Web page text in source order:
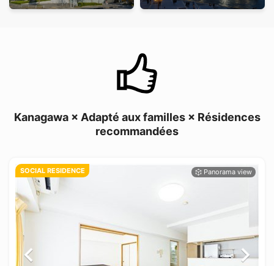
Kanagawa × Adapté aux familles × Résidences
recommandées
SOCIAL RESIDENCE